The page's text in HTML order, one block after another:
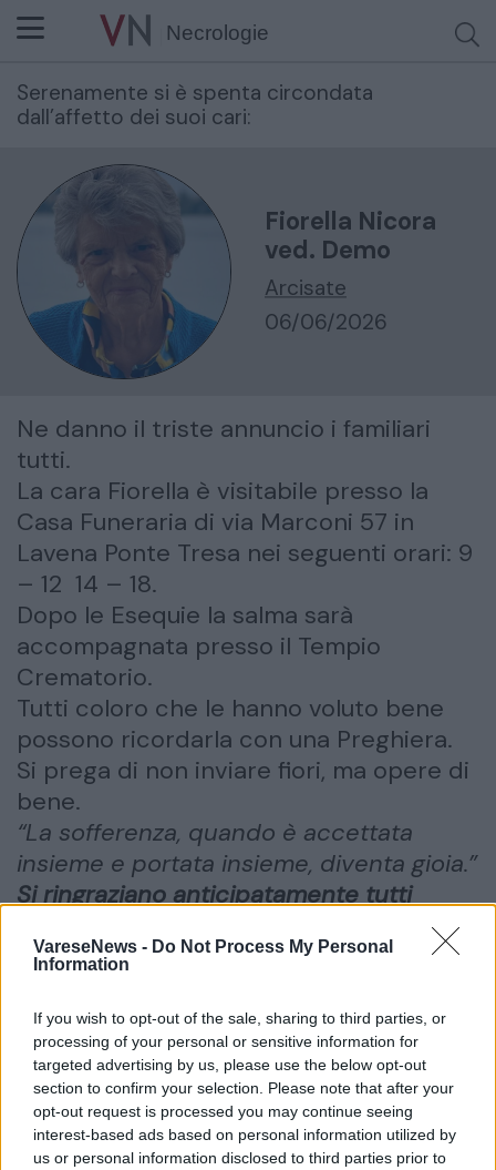
VareseNews - Do Not Process My Personal
Information
If you wish to opt-out of the sale, sharing to third parties, or
processing of your personal or sensitive information for
targeted advertising by us, please use the below opt-out
section to confirm your selection. Please note that after your
opt-out request is processed you may continue seeing
interest-based ads based on personal information utilized by
us or personal information disclosed to third parties prior to
Necrologie
Cerca per nome o cognome
Serenamente si è spenta circondata
dall’affetto dei suoi cari:
Fiorella Nicora
ved. Demo
Arcisate
06/06/2026
Ne danno il triste annuncio i familiari
tutti.
La cara Fiorella è visitabile presso la
Casa Funeraria di via Marconi 57 in
Lavena Ponte Tresa nei seguenti orari: 9
– 12 14 – 18.
Dopo le Esequie la salma sarà
accompagnata presso il Tempio
Crematorio.
Tutti coloro che le hanno voluto bene
possono ricordarla con una Preghiera.
Si prega di non inviare fiori, ma opere di
bene.
“La sofferenza, quando è accettata
insieme e portata insieme, diventa gioia.”
Si ringraziano anticipatamente tutti
coloro che interverranno alle Esequie.
S. Rosario
08/06/2026 ore 14:15
In Chiesa prima delle esequie
Data del Funerale